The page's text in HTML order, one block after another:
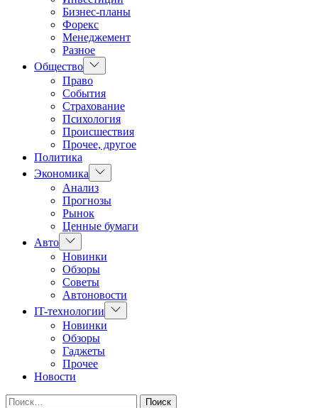
Бизнес-планы
Форекс
Менеджемент
Разное
Общество Показать
подменю
Право
События
Страхование
Психология
Происшествия
Прочее, другое
Политика
Экономика
Показать
подменю
Анализ
Прогнозы
Рынок
Ценные бумаги
Авто Показать
подменю
Новинки
Обзоры
Советы
Автоновости
IT-технологии
Показать
подменю
Новинки
Обзоры
Гаджеты
Прочее
Новости
Найти: